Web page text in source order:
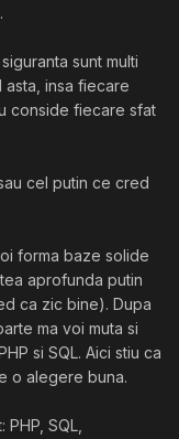
sunt multi
asta, insa fiecare
conside fiecare sfat
cel putin ce cred
forma baze solide
aprofunda putin
ca zic bine). Dupa
ma voi muta si
si SQL. Aici stiu ca
o alegere buna.
SQL,